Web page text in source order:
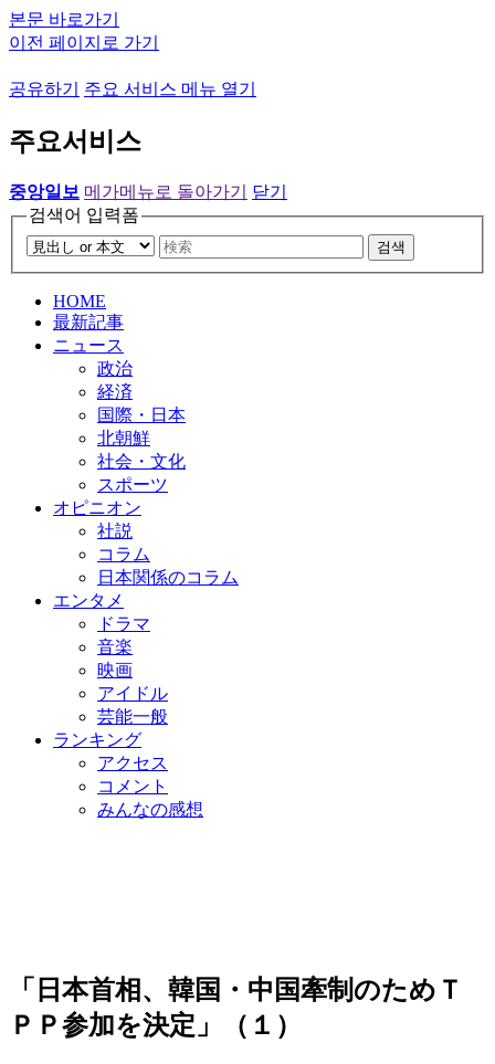
본문 바로가기
이전 페이지로 가기
공유하기 주요 서비스 메뉴 열기
주요서비스
중앙일보 메가메뉴로 돌아가기
닫기
검색어 입력폼
검색
HOME
最新記事
ニュース
政治
経済
国際・日本
北朝鮮
社会・文化
スポーツ
オピニオン
社説
コラム
日本関係のコラム
エンタメ
ドラマ
音楽
映画
アイドル
芸能一般
ランキング
アクセス
コメント
みんなの感想
「日本首相、韓国・中国牽制のためＴ
ＰＰ参加を決定」（１）